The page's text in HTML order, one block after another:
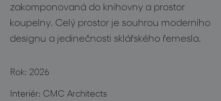
zakomponovaná do knihovny a prostor
koupelny. Celý prostor je souhrou moderního
designu a jedinečnosti sklářského řemesla.
Rok: 2026
Interiér: CMC Architects